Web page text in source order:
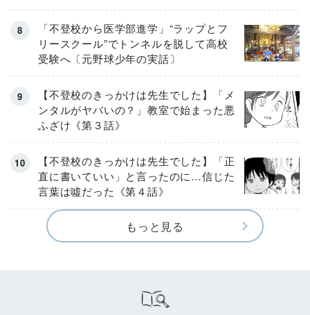
「不登校から医学部進学」“ラップとフ
リースクール”でトンネルを脱して高校
受験へ〔元野球少年の実話〕
【不登校のきっかけは先生でした】「メ
ンタルがヤバいの？」教室で始まった悪
ふざけ《第３話》
【不登校のきっかけは先生でした】「正
直に書いていい」と言ったのに…信じた
言葉は噓だった《第４話》
もっと見る